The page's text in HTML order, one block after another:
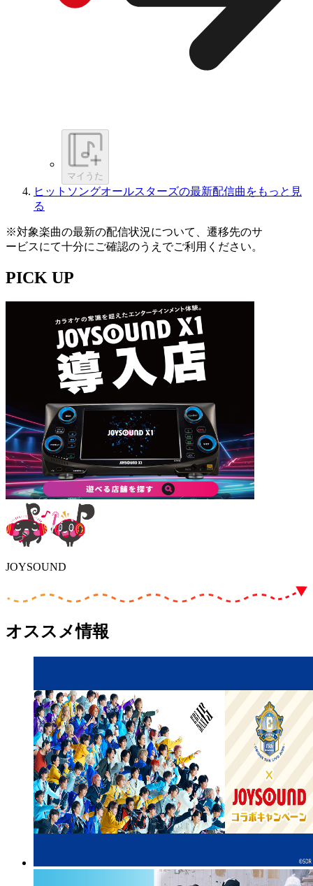
マイうた
ヒットソングオールスターズの最新配信曲をもっと見
る
※対象楽曲の最新の配信状況について、遷移先のサ
ービスにて十分にご確認のうえでご利用ください。
PICK UP
JOYSOUND
オススメ情報